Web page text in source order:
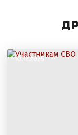
10.12.2025